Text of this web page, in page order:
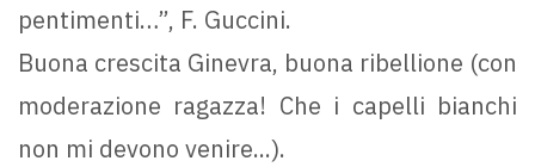
pentimenti…”, F. Guccini.
Buona crescita Ginevra, buona ribellione (con
moderazione ragazza! Che i capelli bianchi
non mi devono venire...).